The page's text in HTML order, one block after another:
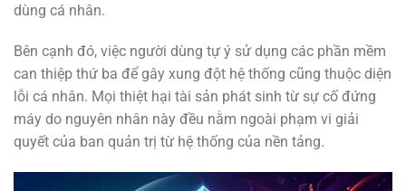
dùng cá nhân.
Bên cạnh đó, việc người dùng tự ý sử dụng các phần mềm
can thiệp thứ ba để gây xung đột hệ thống cũng thuộc diện
lỗi cá nhân. Mọi thiệt hại tài sản phát sinh từ sự cố đứng
máy do nguyên nhân này đều nằm ngoài phạm vi giải
quyết của ban quản trị từ hệ thống của nền tảng.